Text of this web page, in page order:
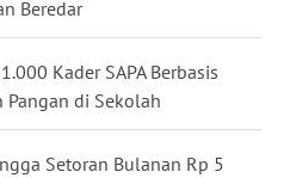
Beredar
Kader SAPA Berbasis
Pangan di Sekolah
Setoran Bulanan Rp 5